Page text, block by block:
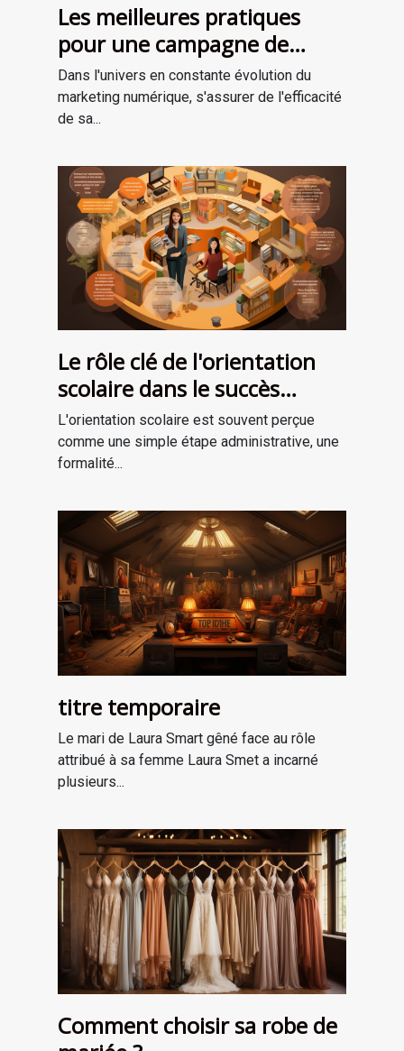
Les meilleures pratiques
pour une campagne de
marketing numérique
réussie
Dans l'univers en constante évolution du
marketing numérique, s'assurer de l'efficacité
de sa...
Le rôle clé de l'orientation
scolaire dans le succès
professionnel
L'orientation scolaire est souvent perçue
comme une simple étape administrative, une
formalité...
titre temporaire
Le mari de Laura Smart gêné face au rôle
attribué à sa femme Laura Smet a incarné
plusieurs...
Comment choisir sa robe de